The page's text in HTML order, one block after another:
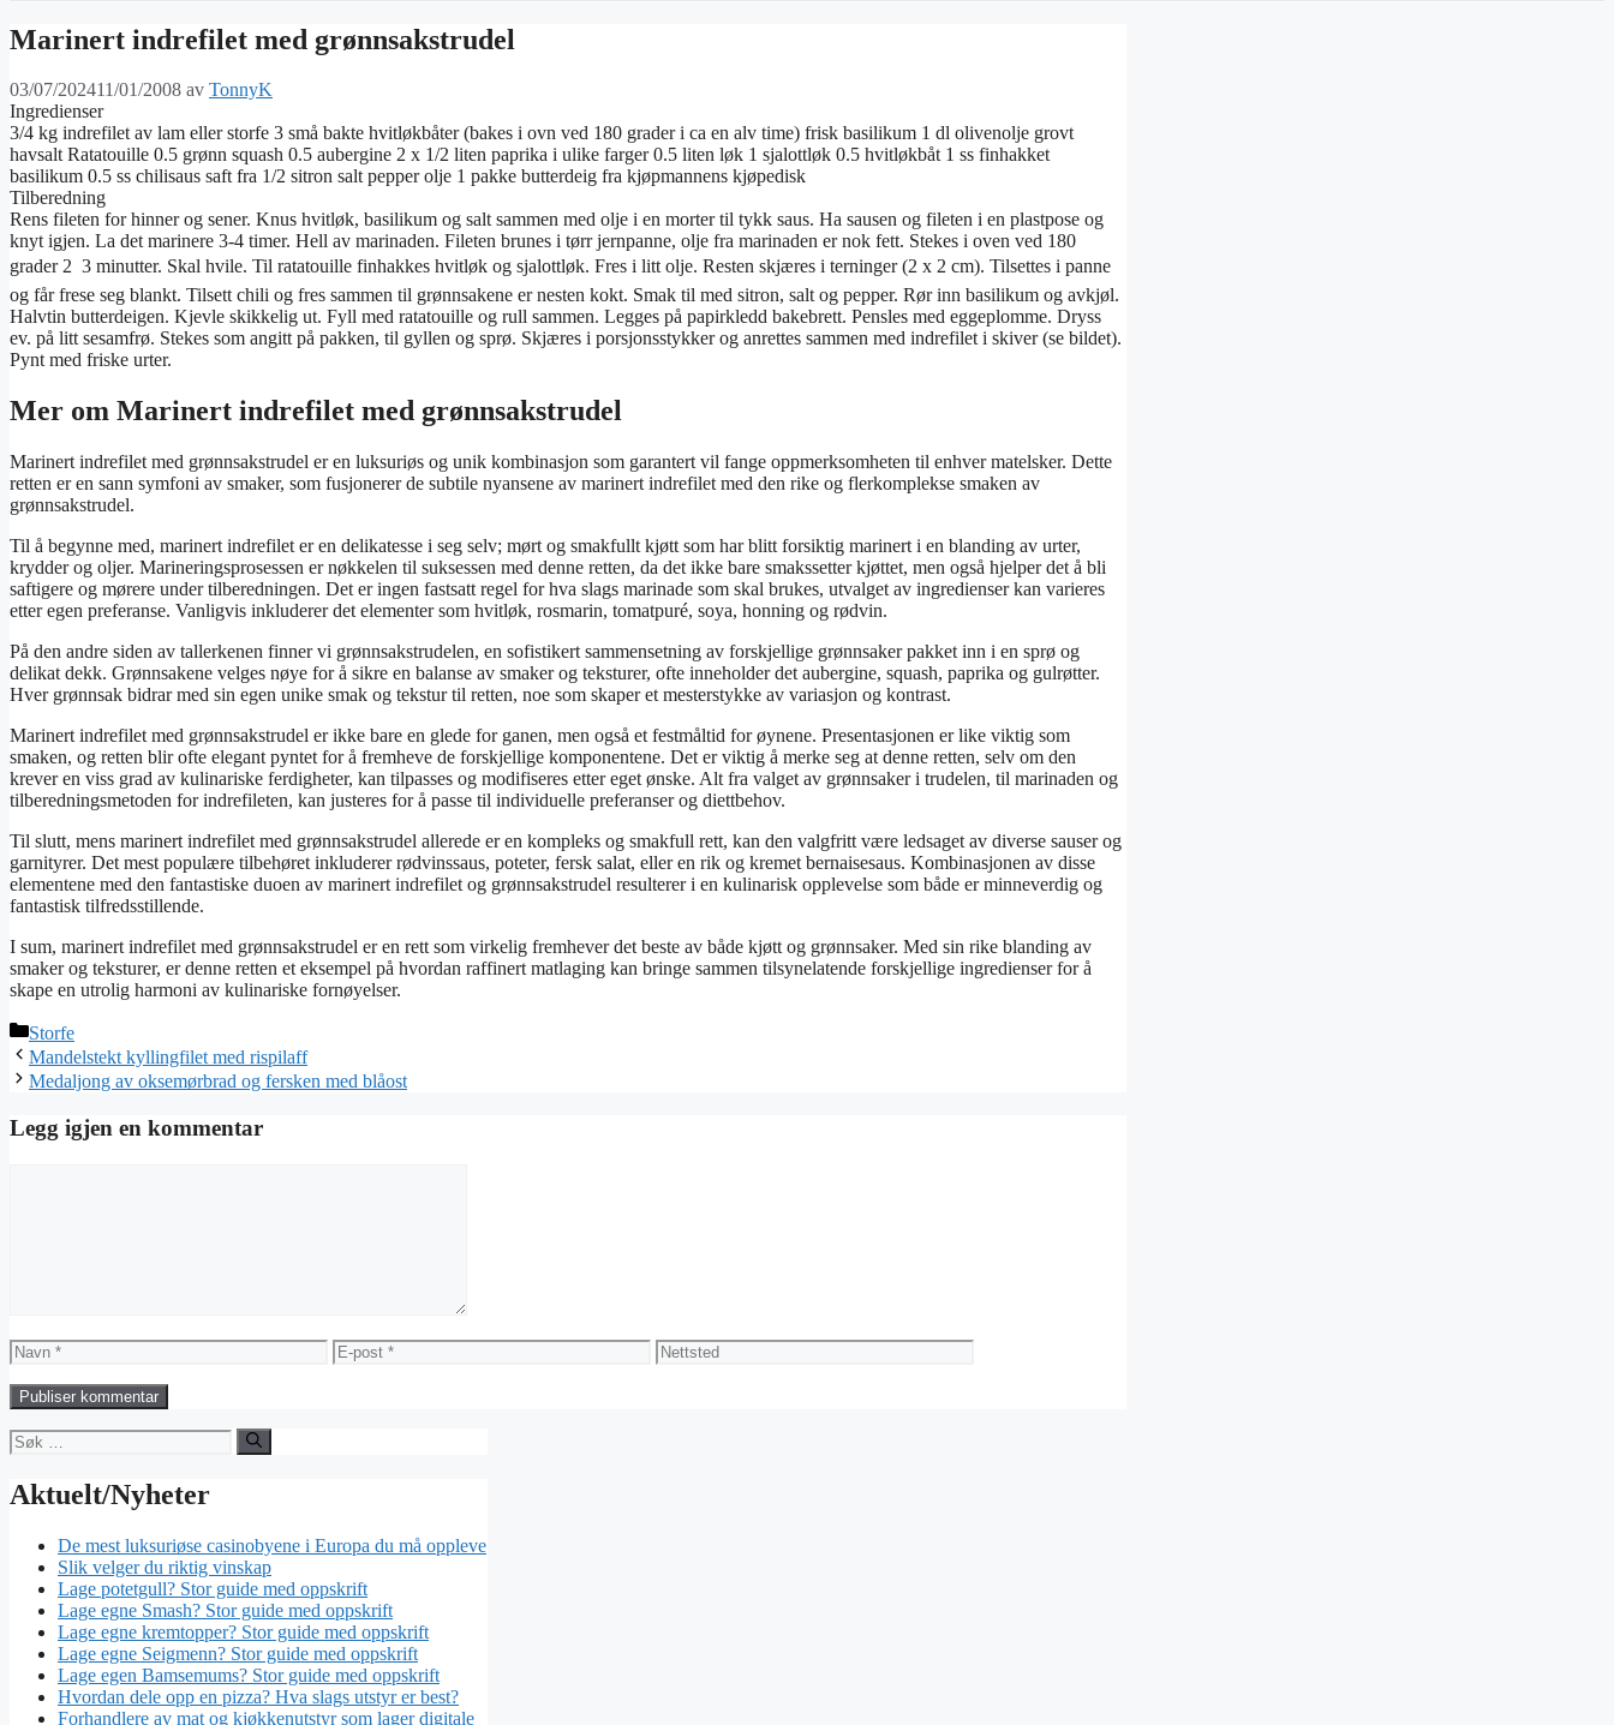
Marinert indrefilet med grønnsakstrudel
03/07/202411/01/2008 av TonnyK
Ingredienser
3/4 kg indrefilet av lam eller storfe 3 små bakte hvitløkbåter (bakes i ovn ved 180 grader i ca en alv time) frisk basilikum 1 dl olivenolje grovt
havsalt Ratatouille 0.5 grønn squash 0.5 aubergine 2 x 1/2 liten paprika i ulike farger 0.5 liten løk 1 sjalottløk 0.5 hvitløkbåt 1 ss finhakket
basilikum 0.5 ss chilisaus saft fra 1/2 sitron salt pepper olje 1 pakke butterdeig fra kjøpmannens kjøpedisk
Tilberedning
Rens fileten for hinner og sener. Knus hvitløk, basilikum og salt sammen med olje i en morter til tykk saus. Ha sausen og fileten i en plastpose og
knyt igjen. La det marinere 3-4 timer. Hell av marinaden. Fileten brunes i tørr jernpanne, olje fra marinaden er nok fett. Stekes i oven ved 180
grader 2  3 minutter. Skal hvile. Til ratatouille finhakkes hvitløk og sjalottløk. Fres i litt olje. Resten skjæres i terninger (2 x 2 cm). Tilsettes i panne
og får frese seg blankt. Tilsett chili og fres sammen til grønnsakene er nesten kokt. Smak til med sitron, salt og pepper. Rør inn basilikum og avkjøl.
Halvtin butterdeigen. Kjevle skikkelig ut. Fyll med ratatouille og rull sammen. Legges på papirkledd bakebrett. Pensles med eggeplomme. Dryss
ev. på litt sesamfrø. Stekes som angitt på pakken, til gyllen og sprø. Skjæres i porsjonsstykker og anrettes sammen med indrefilet i skiver (se bildet).
Pynt med friske urter.
Mer om Marinert indrefilet med grønnsakstrudel
Marinert indrefilet med grønnsakstrudel er en luksuriøs og unik kombinasjon som garantert vil fange oppmerksomheten til enhver matelsker. Dette
retten er en sann symfoni av smaker, som fusjonerer de subtile nyansene av marinert indrefilet med den rike og flerkomplekse smaken av
grønnsakstrudel.
Til å begynne med, marinert indrefilet er en delikatesse i seg selv; mørt og smakfullt kjøtt som har blitt forsiktig marinert i en blanding av urter,
krydder og oljer. Marineringsprosessen er nøkkelen til suksessen med denne retten, da det ikke bare smakssetter kjøttet, men også hjelper det å bli
saftigere og mørere under tilberedningen. Det er ingen fastsatt regel for hva slags marinade som skal brukes, utvalget av ingredienser kan varieres
etter egen preferanse. Vanligvis inkluderer det elementer som hvitløk, rosmarin, tomatpuré, soya, honning og rødvin.
På den andre siden av tallerkenen finner vi grønnsakstrudelen, en sofistikert sammensetning av forskjellige grønnsaker pakket inn i en sprø og
delikat dekk. Grønnsakene velges nøye for å sikre en balanse av smaker og teksturer, ofte inneholder det aubergine, squash, paprika og gulrøtter.
Hver grønnsak bidrar med sin egen unike smak og tekstur til retten, noe som skaper et mesterstykke av variasjon og kontrast.
Marinert indrefilet med grønnsakstrudel er ikke bare en glede for ganen, men også et festmåltid for øynene. Presentasjonen er like viktig som
smaken, og retten blir ofte elegant pyntet for å fremheve de forskjellige komponentene. Det er viktig å merke seg at denne retten, selv om den
krever en viss grad av kulinariske ferdigheter, kan tilpasses og modifiseres etter eget ønske. Alt fra valget av grønnsaker i trudelen, til marinaden og
tilberedningsmetoden for indrefileten, kan justeres for å passe til individuelle preferanser og diettbehov.
Til slutt, mens marinert indrefilet med grønnsakstrudel allerede er en kompleks og smakfull rett, kan den valgfritt være ledsaget av diverse sauser og
garnityrer. Det mest populære tilbehøret inkluderer rødvinssaus, poteter, fersk salat, eller en rik og kremet bernaisesaus. Kombinasjonen av disse
elementene med den fantastiske duoen av marinert indrefilet og grønnsakstrudel resulterer i en kulinarisk opplevelse som både er minneverdig og
fantastisk tilfredsstillende.
I sum, marinert indrefilet med grønnsakstrudel er en rett som virkelig fremhever det beste av både kjøtt og grønnsaker. Med sin rike blanding av
smaker og teksturer, er denne retten et eksempel på hvordan raffinert matlaging kan bringe sammen tilsynelatende forskjellige ingredienser for å
skape en utrolig harmoni av kulinariske fornøyelser.
Kategorier
Storfe
Mandelstekt kyllingfilet med rispilaff
Medaljong av oksemørbrad og fersken med blåost
Legg igjen en kommentar
Navn
E-
post
Nettsted
Søk
etter:
Aktuelt/Nyheter
De mest luksuriøse casinobyene i Europa du må oppleve
Slik velger du riktig vinskap
Lage potetgull? Stor guide med oppskrift
Lage egne Smash? Stor guide med oppskrift
Lage egne kremtopper? Stor guide med oppskrift
Lage egne Seigmenn? Stor guide med oppskrift
Lage egen Bamsemums? Stor guide med oppskrift
Hvordan dele opp en pizza? Hva slags utstyr er best?
Forhandlere av mat og kjøkkenutstyr som lager digitale